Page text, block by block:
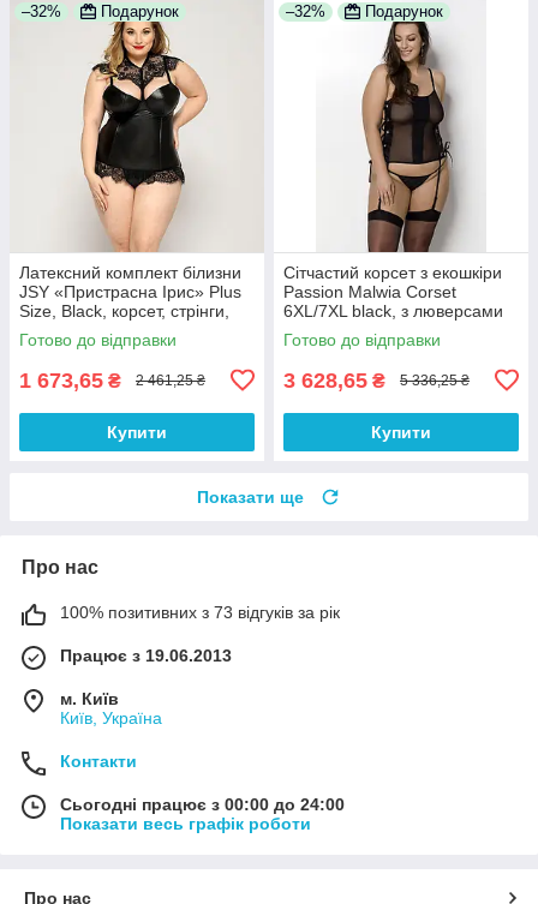
–32% Подарунок
Латексний комплект білизни
JSY «Пристрасна Ірис» Plus
Size, Black, корсет, стрінги,
мереживо
Готово до відправки
1 673,65 ₴ 2 461,25 ₴
Купити
–32% Подарунок
Сітчастий корсет з екошкіри
Passion Malwia Corset
6XL/7XL black, з люверсами
та знімними пажами
Готово до відправки
3 628,65 ₴ 5 336,25 ₴
Купити
Показати ще
Про нас
100% позитивних з 73 відгуків за рік
Працює з 19.06.2013
м. Київ
Київ, Україна
Контакти
Сьогодні працює з 00:00 до 24:00
Показати весь графік роботи
Про нас